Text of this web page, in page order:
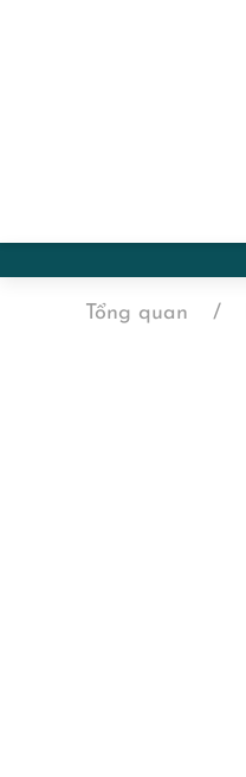
Tổng quan